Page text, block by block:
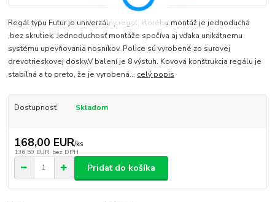
Regál typu Futur je univerzálny regál, ktorého montáž je jednoduchá
,bez skrutiek. Jednoduchosť montáže spočíva aj vďaka unikátnemu
systému upevňovania nosníkov. Police sú vyrobené zo surovej
drevotrieskovej dosky.V balení je 8 výstuh. Kovová konštrukcia regálu je
stabilná a to preto, že je vyrobená... celý popis
Dostupnosť Skladom
168,00 EUR/ks
136,59 EUR bez DPH
Pridať do košíka